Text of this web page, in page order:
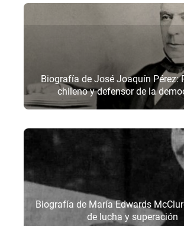
Biografía de José Joaquín Pérez:
chileno y defensor de la
Biografía de María Edwards
de lucha y superación